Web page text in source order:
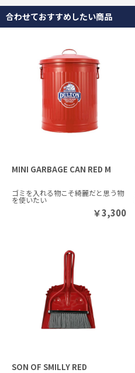
合わせておすすめしたい商品
MINI GARBAGE CAN RED M
ゴミを入れる物こそ綺麗だと思う物
を使いたい
￥3,300
SON OF SMILLY RED